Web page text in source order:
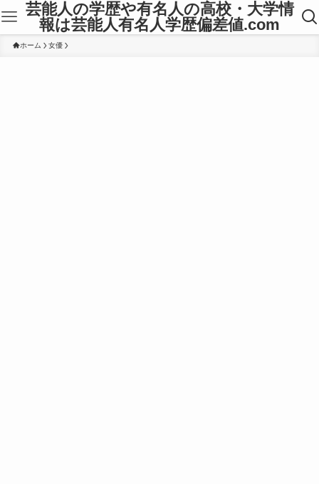
芸能人の学歴や有名人の高校・大学情
報は芸能人有名人学歴偏差値.com
ホーム 女優